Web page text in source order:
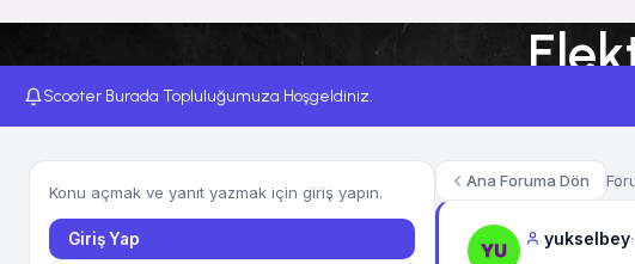
Scooter Burada Topluluğumuza Hoşgeldiniz.
Konu açmak ve yanıt yazmak için giriş yapın.
Giriş Yap
Ana Foruma Dön
yukselbey·